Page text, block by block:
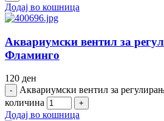
Додај во кошница
Аквариумски вентил за
Фламинго
120 ден
Аквариумски вентил за
количина
Додај во кошница